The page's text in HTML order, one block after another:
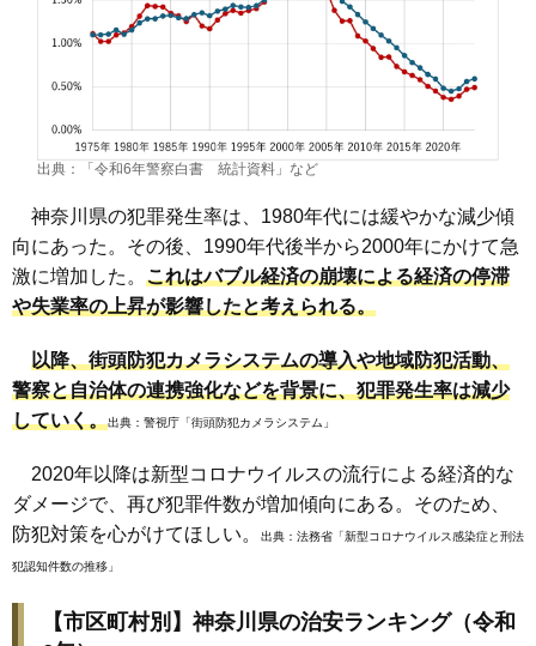
出典：「令和6年警察白書 統計資料」など
神奈川県の犯罪発生率は、1980年代には緩やかな減少傾
向にあった。その後、1990年代後半から2000年にかけて急
激に増加した。 これはバブル経済の崩壊による経済の停滞
や失業率の上昇が影響したと考えられる。
以降、街頭防犯カメラシステムの導入や地域防犯活動、
警察と自治体の連携強化などを背景に、犯罪発生率は減少
していく。出典： 警視庁「街頭防犯カメラシステム」
2020年以降は新型コロナウイルスの流行による経済的な
ダメージで、再び犯罪件数が増加傾向にある。そのため、
防犯対策を心がけてほしい。
出典： 法務省「新型コロナウイルス感染症と刑法
犯認知件数の推移」
【市区町村別】神奈川県の治安ランキング（令和